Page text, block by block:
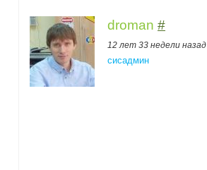
droman #
12 лет 33 недели назад
сисадмин